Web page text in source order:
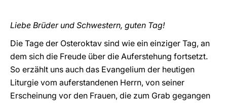
Liebe Brüder und Schwestern, guten Tag!
Die Tage der Osteroktav sind wie ein einziger Tag, an
dem sich die Freude über die Auferstehung fortsetzt.
So erzählt uns auch das Evangelium der heutigen
Liturgie vom auferstandenen Herrn, von seiner
Erscheinung vor den Frauen, die zum Grab gegangen